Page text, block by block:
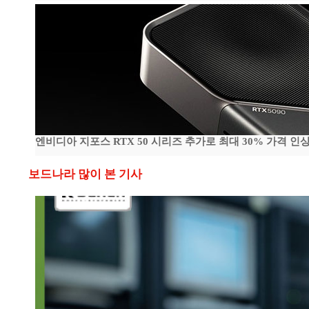
엔비디아 지포스 RTX 50 시리즈 추가로 최대 30% 가격 인
보드나라 많이 본 기사